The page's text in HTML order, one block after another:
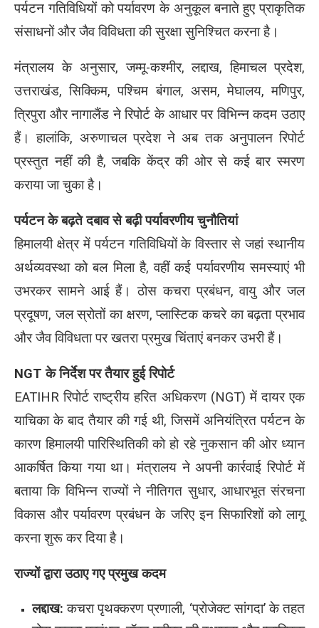
पर्यटन गतिविधियों को पर्यावरण के अनुकूल बनाते हुए प्राकृतिक
संसाधनों और जैव विविधता की सुरक्षा सुनिश्चित करना है।
मंत्रालय के अनुसार, जम्मू-कश्मीर, लद्दाख, हिमाचल प्रदेश,
उत्तराखंड, सिक्किम, पश्चिम बंगाल, असम, मेघालय, मणिपुर,
त्रिपुरा और नागालैंड ने रिपोर्ट के आधार पर विभिन्न कदम उठाए
हैं। हालांकि, अरुणाचल प्रदेश ने अब तक अनुपालन रिपोर्ट
प्रस्तुत नहीं की है, जबकि केंद्र की ओर से कई बार स्मरण
कराया जा चुका है।
पर्यटन के बढ़ते दबाव से बढ़ी पर्यावरणीय चुनौतियां
हिमालयी क्षेत्र में पर्यटन गतिविधियों के विस्तार से जहां स्थानीय
अर्थव्यवस्था को बल मिला है, वहीं कई पर्यावरणीय समस्याएं भी
उभरकर सामने आई हैं। ठोस कचरा प्रबंधन, वायु और जल
प्रदूषण, जल स्रोतों का क्षरण, प्लास्टिक कचरे का बढ़ता प्रभाव
और जैव विविधता पर खतरा प्रमुख चिंताएं बनकर उभरी हैं।
NGT के निर्देश पर तैयार हुई रिपोर्ट
EATIHR रिपोर्ट राष्ट्रीय हरित अधिकरण (NGT) में दायर एक
याचिका के बाद तैयार की गई थी, जिसमें अनियंत्रित पर्यटन के
कारण हिमालयी पारिस्थितिकी को हो रहे नुकसान की ओर ध्यान
आकर्षित किया गया था। मंत्रालय ने अपनी कार्रवाई रिपोर्ट में
बताया कि विभिन्न राज्यों ने नीतिगत सुधार, आधारभूत संरचना
विकास और पर्यावरण प्रबंधन के जरिए इन सिफारिशों को लागू
करना शुरू कर दिया है।
राज्यों द्वारा उठाए गए प्रमुख कदम
लद्दाख: कचरा पृथक्करण प्रणाली, ‘प्रोजेक्ट सांगदा’ के तहत